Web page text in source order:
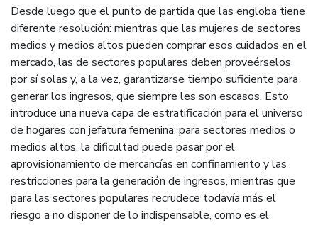
Desde luego que el punto de partida que las engloba tiene
diferente resolución: mientras que las mujeres de sectores
medios y medios altos pueden comprar esos cuidados en el
mercado, las de sectores populares deben proveérselos
por sí solas y, a la vez, garantizarse tiempo suficiente para
generar los ingresos, que siempre les son escasos. Esto
introduce una nueva capa de estratificación para el universo
de hogares con jefatura femenina: para sectores medios o
medios altos, la dificultad puede pasar por el
aprovisionamiento de mercancías en confinamiento y las
restricciones para la generación de ingresos, mientras que
para las sectores populares recrudece todavía más el
riesgo a no disponer de lo indispensable, como es el